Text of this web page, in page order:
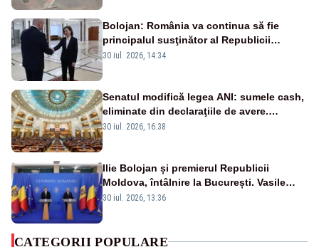
Bolojan: România va continua să fie
principalul susţinător al Republicii
Moldova la nivelul Uniunii Europene
30 iul. 2026, 14:34
Senatul modifică legea ANI: sumele cash,
eliminate din declaraţiile de avere.
Amendament cu impact posibil asupra lui
30 iul. 2026, 16:38
Ilie Bolojan și premierul Republicii
Moldova, întâlnire la București. Vasile
Tofan, primit cu onoruri militare
30 iul. 2026, 13:36
CATEGORII POPULARE